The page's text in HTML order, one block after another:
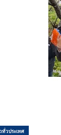
ทั่วประเทศ